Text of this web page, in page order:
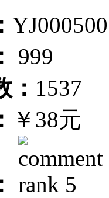
YJ000500
999
1537
￥38元